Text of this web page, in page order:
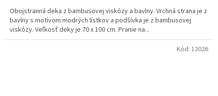
Obojstranná deka z bambusovej viskózy a bavlny. Vrchná strana je z
bavlny s motívom modrých lístkov a podšívka je z bambusovej
viskózy. Veľkosť deky je 70 x 100 cm. Pranie na...
Kód: 13026